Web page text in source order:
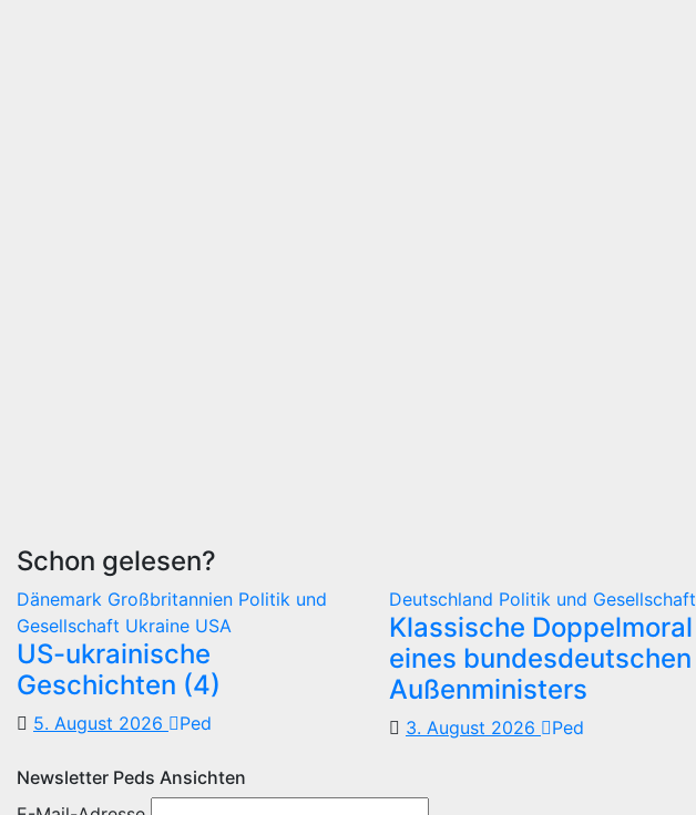
Schon gelesen?
Dänemark Großbritannien Politik und
Gesellschaft Ukraine USA
US-ukrainische
Geschichten (4)
5. August 2026 Ped
Deutschland Politik und Gesellschaft
Klassische Doppelmoral
eines bundesdeutschen
Außenministers
3. August 2026 Ped
Newsletter Peds Ansichten